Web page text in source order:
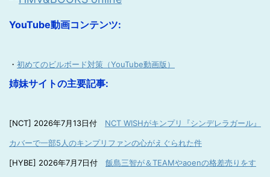
YouTube動画コンテンツ:
・ 初めてのビルボード対策（YouTube動画版）
姉妹サイトの主要記事:
[NCT] 2026年7月13日付 NCT WISHがキンプリ『シンデレラガール』
カバーで一部5人のキンプリファンの心がえぐられた件
[HYBE] 2026年7月7日付 飯島三智が＆TEAMやaoenの格差売りをす